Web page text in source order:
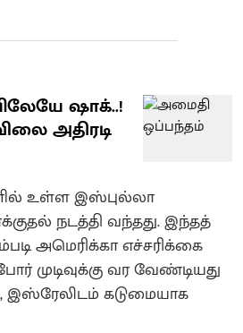
ஷாக்..!
அதிரடி
உள்ள இஸ்புல்லா
நடத்தி வந்தது. இந்தத்
அமெரிக்கா எச்சரிக்கை
முடிவுக்கு வர வேண்டியது
இஸ்ரேலிடம் கடுமையாக